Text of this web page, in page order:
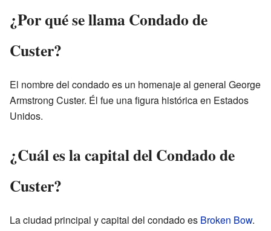
¿Por qué se llama Condado de
Custer?
El nombre del condado es un homenaje al general George
Armstrong Custer. Él fue una figura histórica en Estados
Unidos.
¿Cuál es la capital del Condado de
Custer?
La ciudad principal y capital del condado es Broken Bow.